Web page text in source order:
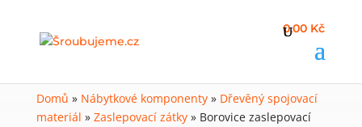
0,00 Kč
Domů » Nábytkové komponenty» Dřevěný spojovací
materiál » Zaslepovací zátky» Borovice zaslepovací